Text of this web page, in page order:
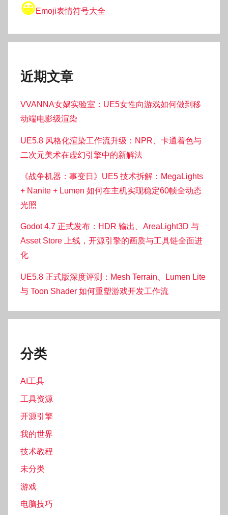
😀Emoji表情符号大全
近期文章
VVANNA女娲实验室：UE5女性向游戏如何做到移
动端电影级渲染
UE5.8 风格化渲染工作流升级：NPR、卡通着色与
二次元美术在虚幻引擎中的新解法
《战争机器：事变日》UE5 技术拆解：MegaLights
+ Nanite + Lumen 如何在主机实现稳定60帧全动态
光照
Godot 4.7 正式发布：HDR 输出、AreaLight3D 与
Asset Store 上线，开源引擎的画质与工具链全面进
化
UE5.8 正式版深度评测：Mesh Terrain、Lumen Lite
与 Toon Shader 如何重塑游戏开发工作流
分类
AI工具
工具资源
开源引擎
我的世界
技术教程
未分类
游戏
电脑技巧